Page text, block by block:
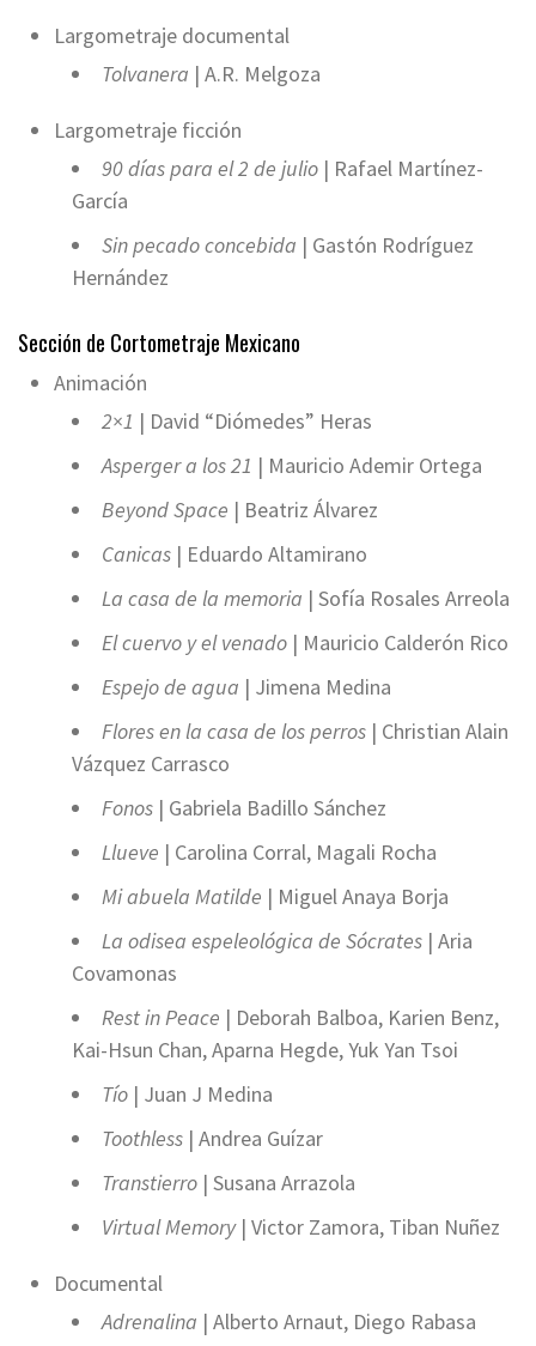
Largometraje documental
Tolvanera | A.R. Melgoza
Largometraje ficción
90 días para el 2 de julio | Rafael Martínez-
García
Sin pecado concebida | Gastón Rodríguez
Hernández
Sección de Cortometraje Mexicano
Animación
2×1 | David “Diómedes” Heras
Asperger a los 21 | Mauricio Ademir Ortega
Beyond Space | Beatriz Álvarez
Canicas | Eduardo Altamirano
La casa de la memoria | Sofía Rosales Arreola
El cuervo y el venado | Mauricio Calderón Rico
Espejo de agua | Jimena Medina
Flores en la casa de los perros | Christian Alain
Vázquez Carrasco
Fonos | Gabriela Badillo Sánchez
Llueve | Carolina Corral, Magali Rocha
Mi abuela Matilde | Miguel Anaya Borja
La odisea espeleológica de Sócrates | Aria
Covamonas
Rest in Peace | Deborah Balboa, Karien Benz,
Kai-Hsun Chan, Aparna Hegde, Yuk Yan Tsoi
Tío | Juan J Medina
Toothless | Andrea Guízar
Transtierro | Susana Arrazola
Virtual Memory| Victor Zamora, Tiban Nuñez
Documental
Adrenalina | Alberto Arnaut, Diego Rabasa